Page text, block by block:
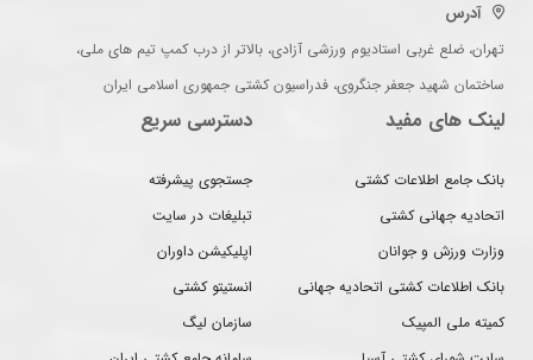
آدرس
تهران، ضلع غربی استادیوم ورزشی آزادی، بالاتر از درب کمپ تیم های ملی،
ساختمان شهید جعفر جنگروی، فدراسیون کشتی جمهوری اسلامی ایران
لینک های مفید
بانک جامع اطلاعات کشتی
اتحادیه جهانی کشتی
وزارت ورزش و جوانان
بانک اطلاعات کشتی اتحادیه جهانی
کمیته ملی المپیک
دسترسی سریع
جستجوی پیشرفته
تبلیغات در سایت
اپلیکیشن داوران
انستیتو کشتی
سازمان لیگ